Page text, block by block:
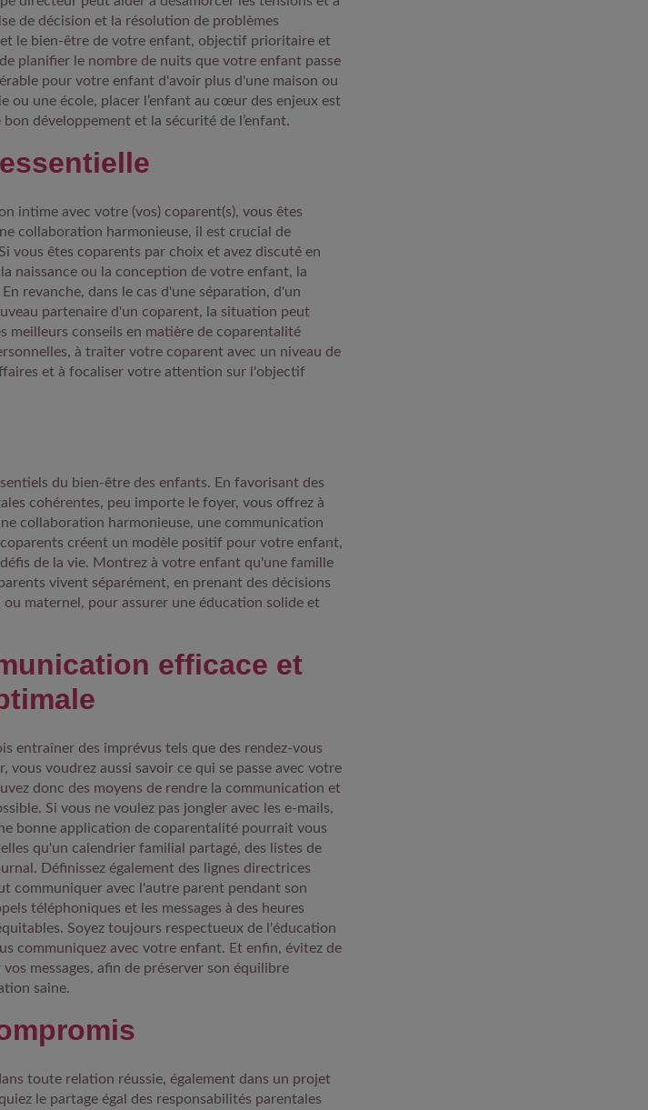
de décision et la résolution de problèmes
le bien-être de votre enfant, objectif prioritaire et
planifier le nombre de nuits que votre enfant passe
pour votre enfant d'avoir plus d'une maison ou
ou une école, placer l’enfant au cœur des enjeux est
développement et la sécurité de l’enfant.
intime avec votre (vos) coparent(s), vous êtes
collaboration harmonieuse, il est crucial de
vous êtes coparents par choix et avez discuté en
naissance ou la conception de votre enfant, la
revanche, dans le cas d'une séparation, d'un
partenaire d'un coparent, la situation peut
meilleurs conseils en matière de coparentalité
à traiter votre coparent avec un niveau de
et à focaliser votre attention sur l'objectif
du bien-être des enfants. En favorisant des
cohérentes, peu importe le foyer, vous offrez à
collaboration harmonieuse, une communication
créent un modèle positif pour votre enfant,
de la vie. Montrez à votre enfant qu'une famille
vivent séparément, en prenant des décisions
maternel, pour assurer une éducation solide et
efficace et
entraîner des imprévus tels que des rendez-vous
vous voudrez aussi savoir ce qui se passe avec votre
donc des moyens de rendre la communication et
Si vous ne voulez pas jongler avec les e-mails,
bonne application de coparentalité pourrait vous
qu'un calendrier familial partagé, des listes de
Définissez également des lignes directrices
communiquer avec l'autre parent pendant son
téléphoniques et les messages à des heures
Soyez toujours respectueux de l'éducation
communiquez avec votre enfant. Et enfin, évitez de
messages, afin de préserver son équilibre
saine.
toute relation réussie, également dans un projet
le partage égal des responsabilités parentales